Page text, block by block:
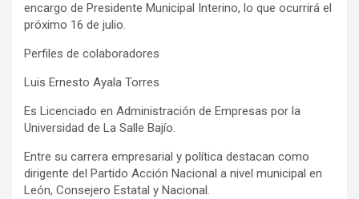
encargo de Presidente Municipal Interino, lo que ocurrirá el
próximo 16 de julio.
Perfiles de colaboradores
Luis Ernesto Ayala Torres
Es Licenciado en Administración de Empresas por la
Universidad de La Salle Bajío.
Entre su carrera empresarial y política destacan como
dirigente del Partido Acción Nacional a nivel municipal en
León, Consejero Estatal y Nacional.